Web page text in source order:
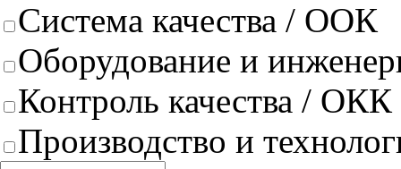
Система качества / ООК
Оборудование и
Контроль качества / ОКК
Производство и